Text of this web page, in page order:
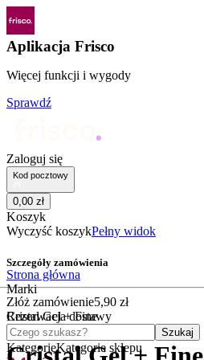
Aplikacja Frisco
Więcej funkcji i wygody
Sprawdź
Zaloguj się
Kod pocztowy
0,00 zł
Koszyk
Wyczyść koszykPełny widok
Szczegóły zamówienia
Złóż zamówienie5,90 zł
Rezerwacja dostawy
Czego szukasz?
Szukaj
KategorieKategorie sklepu
Strona główna
Marki
Cristal Gel + Fine